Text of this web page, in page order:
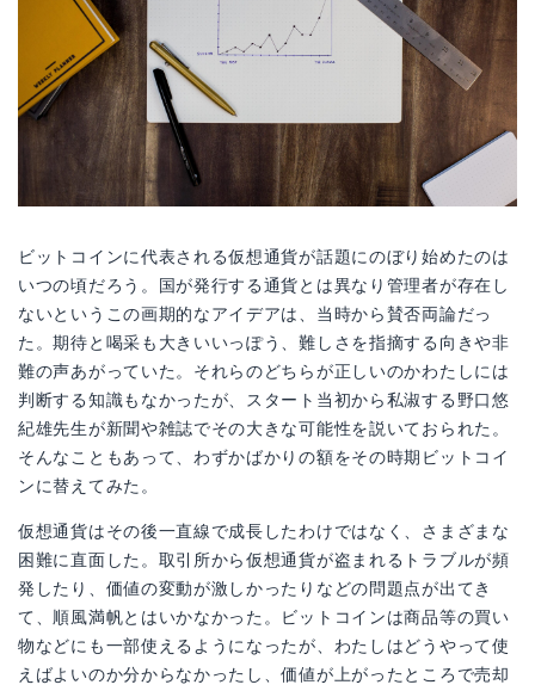
ビットコインに代表される仮想通貨が話題にのぼり始めたのは
いつの頃だろう。国が発行する通貨とは異なり管理者が存在し
ないというこの画期的なアイデアは、当時から賛否両論だっ
た。期待と喝采も大きいいっぽう、難しさを指摘する向きや非
難の声あがっていた。それらのどちらが正しいのかわたしには
判断する知識もなかったが、スタート当初から私淑する野口悠
紀雄先生が新聞や雑誌でその大きな可能性を説いておられた。
そんなこともあって、わずかばかりの額をその時期ビットコイ
ンに替えてみた。
仮想通貨はその後一直線で成長したわけではなく、さまざまな
困難に直面した。取引所から仮想通貨が盗まれるトラブルが頻
発したり、価値の変動が激しかったりなどの問題点が出てき
て、順風満帆とはいかなかった。ビットコインは商品等の買い
物などにも一部使えるようになったが、わたしはどうやって使
えばよいのか分からなかったし、価値が上がったところで売却